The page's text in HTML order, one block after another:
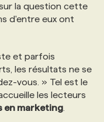
la question cette
d'entre eux ont
et parfois
les résultats ne se
vous. » Tel est le
les lecteurs
en marketing